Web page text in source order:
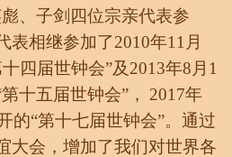
、子剑四位宗亲代表参
表相继参加了2010年11月
四届世钟会”及2013年8月1
十五届世钟会”，
2017年
的“第十七届世钟会”。通过
大会，增加了我们对世界各